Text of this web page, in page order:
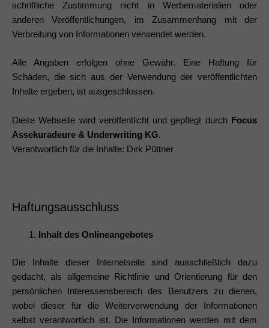
schriftliche Zustimmung nicht in Werbematerialien oder
anderen Veröffentlichungen, im Zusammenhang mit der
Verbreitung von Informationen verwendet werden.
Alle Angaben erfolgen ohne Gewähr. Eine Haftung für
Schäden, die sich aus der Verwendung der veröffentlichten
Inhalte ergeben, ist ausgeschlossen.
Diese Webseite wird veröffentlicht und gepflegt durch Focus
Assekuradeure & Underwriting KG.
Verantwortlich für die Inhalte: Dirk Püttner
Haftungsausschluss
Inhalt des Onlineangebotes
Die Inhalte dieser Internetseite sind ausschließlich dazu
gedacht, als allgemeine Richtlinie und Orientierung für den
persönlichen Interessensbereich des Benutzers zu dienen,
wobei dieser für die Weiterverwendung der Informationen
selbst verantwortlich ist. Die Informationen werden mit dem